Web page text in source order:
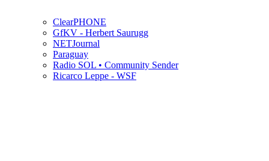
ClearPHONE
GfKV - Herbert Saurugg
NETJournal
Paraguay
Radio SOL • Community Sender
Ricarco Leppe - WSF